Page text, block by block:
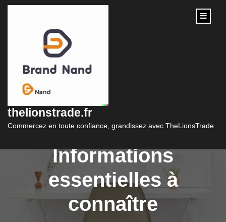
content
thelionstrade.fr
Commercez en toute confiance, grandissez avec TheLionsTrade
Les taux actuels de
prêt immobilier au
Crédit Agricole:
Informations
essentielles à
connaître